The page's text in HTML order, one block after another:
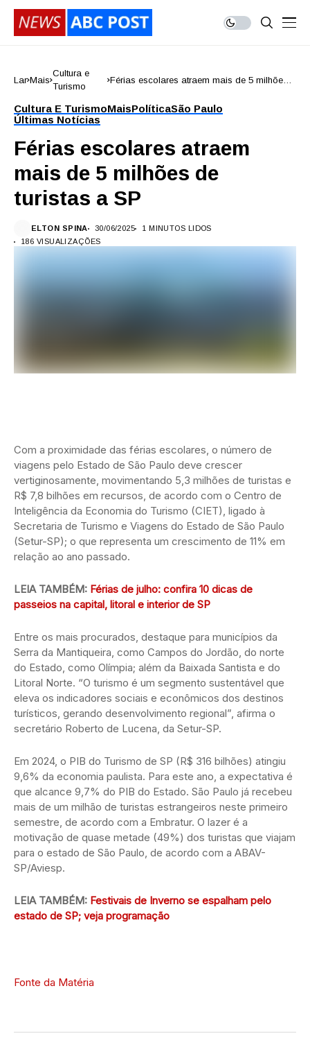
Lar Mais
Cultura e
Turismo
Férias escolares atraem mais de 5 milhões
Cultura E TurismoMaisPolíticaSão Paulo
Últimas Notícias
Férias escolares atraem
mais de 5 milhões de
turistas a SP
ELTON SPINA 30/06/2025
1 MINUTOS LIDOS
186 VISUALIZAÇÕES
Com a proximidade das férias escolares, o número de
viagens pelo Estado de São Paulo deve crescer
vertiginosamente, movimentando 5,3 milhões de turistas e
R$ 7,8 bilhões em recursos, de acordo com o Centro de
Inteligência da Economia do Turismo (CIET), ligado à
Secretaria de Turismo e Viagens do Estado de São Paulo
(Setur-SP); o que representa um crescimento de 11% em
relação ao ano passado.
LEIA TAMBÉM: Férias de julho: confira 10 dicas de
passeios na capital, litoral e interior de SP
Entre os mais procurados, destaque para municípios da
Serra da Mantiqueira, como Campos do Jordão, do norte
do Estado, como Olímpia; além da Baixada Santista e do
Litoral Norte. “O turismo é um segmento sustentável que
eleva os indicadores sociais e econômicos dos destinos
turísticos, gerando desenvolvimento regional”, afirma o
secretário Roberto de Lucena, da Setur-SP.
Em 2024, o PIB do Turismo de SP (R$ 316 bilhões) atingiu
9,6% da economia paulista. Para este ano, a expectativa é
que alcance 9,7% do PIB do Estado. São Paulo já recebeu
mais de um milhão de turistas estrangeiros neste primeiro
semestre, de acordo com a Embratur. O lazer é a
motivação de quase metade (49%) dos turistas que viajam
para o estado de São Paulo, de acordo com a ABAV-
SP/Aviesp.
LEIA TAMBÉM: Festivais de Inverno se espalham pelo
estado de SP; veja programação
Fonte da Matéria